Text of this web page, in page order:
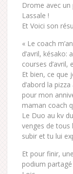
Drome avec
Lassale !
Et Voici son
« Le coach
d’avril, késako:
courses
Et bien, ce que
d’abord la
pour mon
maman coach
Le Duo au kv
venges de tous
subir et tu lui
Et pour finir,
podium